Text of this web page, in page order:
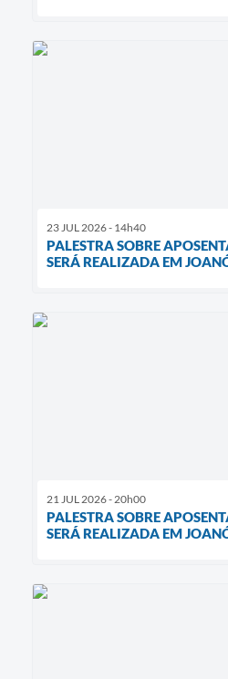
23 JUL 2026 - 14h40
PALESTRA SOBRE
SERÁ REALIZADA EM
21 JUL 2026 - 20h00
PALESTRA SOBRE
SERÁ REALIZADA EM